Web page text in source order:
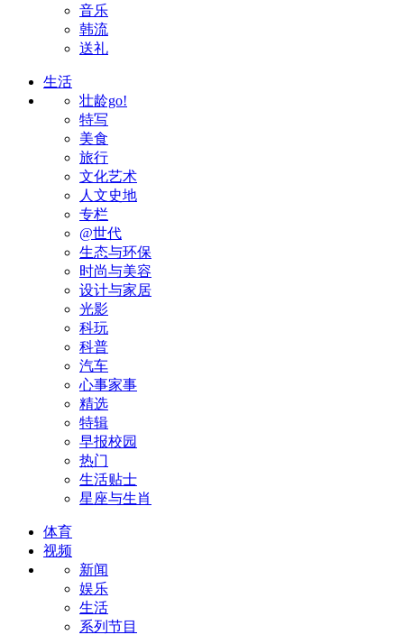
音乐
韩流
送礼
生活
壮龄go!
特写
美食
旅行
文化艺术
人文史地
专栏
@世代
生态与环保
时尚与美容
设计与家居
光影
科玩
科普
汽车
心事家事
精选
特辑
早报校园
热门
生活贴士
星座与生肖
体育
视频
新闻
娱乐
生活
系列节目